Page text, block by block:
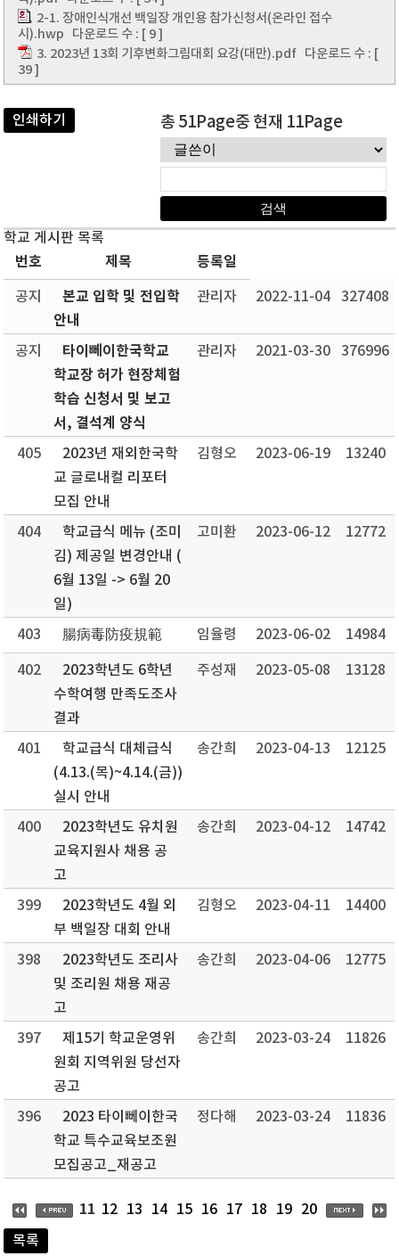
2-1. 장애인식개선 백일장 개인용 참가신청서(온라인 접수
시).hwp 다운로드 수 : [ 9 ]
3. 2023년 13회 기후변화그림대회 요강(대만).pdf 다운로드 수 : [
39 ]
인쇄하기 총 51Page중 현재 11Page
학교 게시판 목록
번호 제목 등록일
공지
본교 입학 및 전입학
안내
관리자 2022-11-04 327408
공지
타이뻬이한국학교
학교장 허가 현장체험
학습 신청서 및 보고
서, 결석계 양식
관리자 2021-03-30 376996
405
2023년 재외한국학
교 글로내컬 리포터
모집 안내
김형오 2023-06-19 13240
404
학교급식 메뉴 (조미
김) 제공일 변경안내 (
6월 13일 -> 6월 20
일)
고미환 2023-06-12 12772
403 腸病毒防疫規範 임율령 2023-06-02 14984
402
2023학년도 6학년
수학여행 만족도조사
결과
주성재 2023-05-08 13128
401
학교급식 대체급식
(4.13.(목)~4.14.(금))
실시 안내
송간희 2023-04-13 12125
400
2023학년도 유치원
교육지원사 채용 공
고
송간희 2023-04-12 14742
399
2023학년도 4월 외
부 백일장 대회 안내
김형오 2023-04-11 14400
398
2023학년도 조리사
및 조리원 채용 재공
고
송간희 2023-04-06 12775
397
제15기 학교운영위
원회 지역위원 당선자
공고
송간희 2023-03-24 11826
396
2023 타이뻬이한국
학교 특수교육보조원
모집공고_재공고
정다해 2023-03-24 11836
11 12 13 14 15 16 17 18 19
20
목록